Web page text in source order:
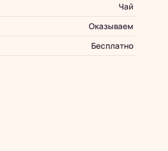
Чай
Оказываем
Бесплатно